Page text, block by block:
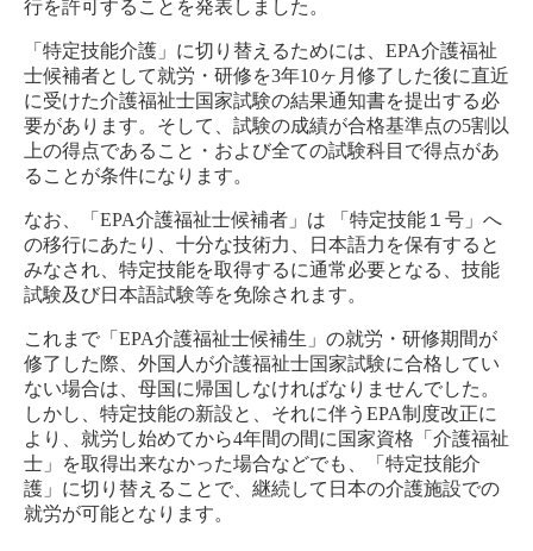
行を許可することを発表しました。
「特定技能介護」に切り替えるためには、EPA介護福祉
士候補者として就労・研修を3年10ヶ月修了した後に直近
に受けた介護福祉士国家試験の結果通知書を提出する必
要があります。そして、試験の成績が合格基準点の5割以
上の得点であること・および全ての試験科目で得点があ
ることが条件になります。
なお、「EPA介護福祉士候補者」は 「特定技能１号」へ
の移行にあたり、十分な技術力、日本語力を保有すると
みなされ、特定技能を取得するに通常必要となる、技能
試験及び日本語試験等を免除されます。
これまで「EPA介護福祉士候補生」の就労・研修期間が
修了した際、外国人が介護福祉士国家試験に合格してい
ない場合は、母国に帰国しなければなりませんでした。
しかし、特定技能の新設と、それに伴うEPA制度改正に
より、就労し始めてから4年間の間に国家資格「介護福祉
士」を取得出来なかった場合などでも、「特定技能介
護」に切り替えることで、継続して日本の介護施設での
就労が可能となります。